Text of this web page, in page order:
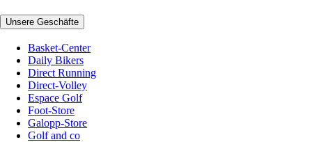
Unsere Geschäfte
Basket-Center
Daily Bikers
Direct Running
Direct-Volley
Espace Golf
Foot-Store
Galopp-Store
Golf and co